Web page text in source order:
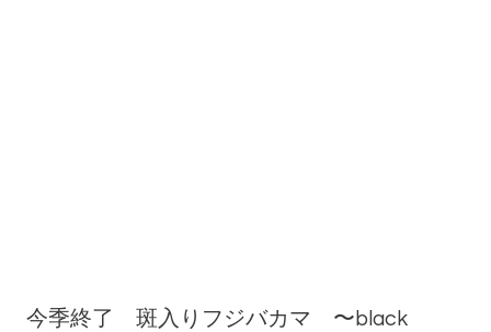
今季終了 斑入りフジバカマ 〜black